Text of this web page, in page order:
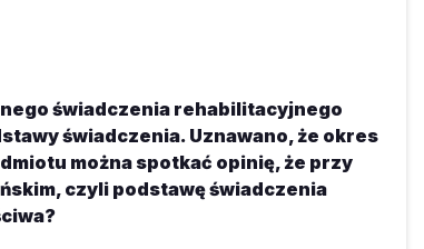
świadczenia rehabilitacyjnego
świadczenia. Uznawano, że okres
można spotkać opinię, że przy
czyli podstawę świadczenia